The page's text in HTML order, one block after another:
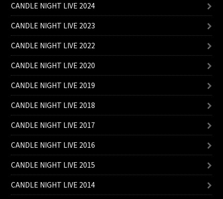
CANDLE NIGHT LIVE 2024
CANDLE NIGHT LIVE 2023
CANDLE NIGHT LIVE 2022
CANDLE NIGHT LIVE 2020
CANDLE NIGHT LIVE 2019
CANDLE NIGHT LIVE 2018
CANDLE NIGHT LIVE 2017
CANDLE NIGHT LIVE 2016
CANDLE NIGHT LIVE 2015
CANDLE NIGHT LIVE 2014